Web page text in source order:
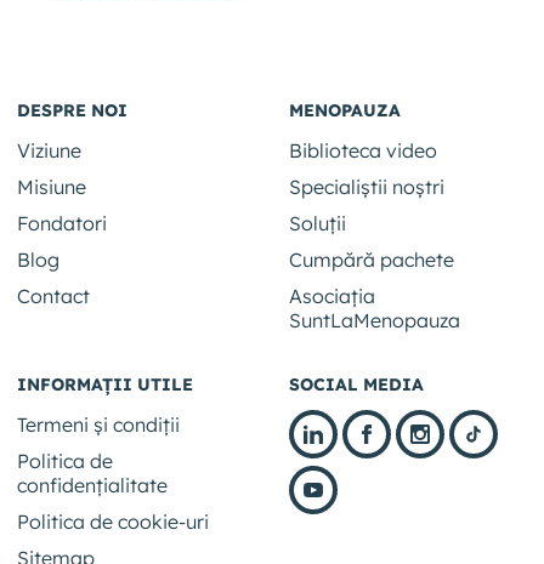
DESPRE NOI
Viziune
Misiune
Fondatori
Blog
Contact
MENOPAUZA
Biblioteca video
Specialiștii noștri
Soluții
Cumpără pachete
Asociația
SuntLaMenopauza
INFORMAȚII UTILE
Termeni și condiții
Politica de
confidențialitate
Politica de cookie-uri
Sitemap
SOCIAL MEDIA